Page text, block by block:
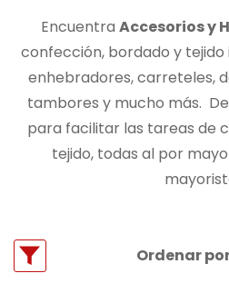
Encuentra Accesorios y
confección, bordado y
enhebradores, carreteles,
tambores y mucho más.
para facilitar las tareas de
tejido, todas al por
Ordenar